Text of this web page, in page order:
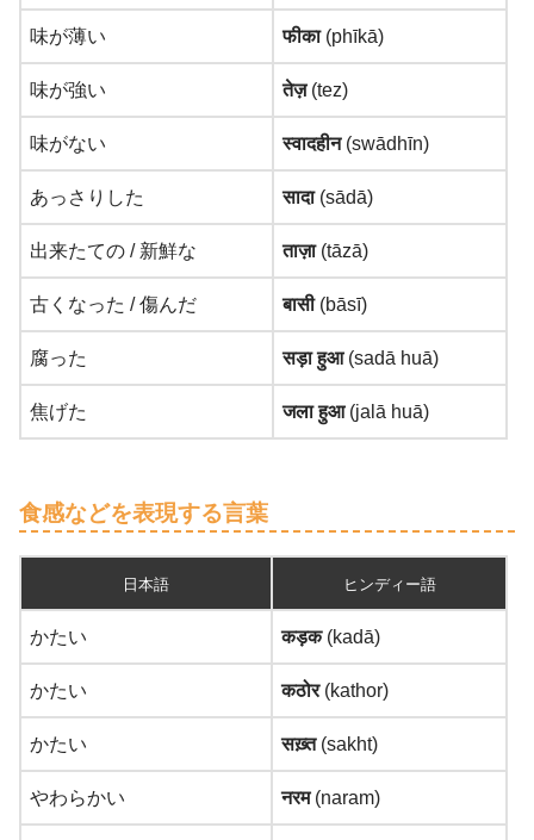
味が薄い फीका(phīkā)
味が強い तेज़(tez)
味がない स्वादहीन (swādhīn)
あっさりした सादा(sādā)
出来たての / 新鮮な ताज़ा(tāzā)
古くなった / 傷んだ बासी(bāsī)
腐った सड़ा हुआ(sadā huā)
焦げた जला हुआ(jalā huā)
食感などを表現する言葉
日本語 ヒンディー語
かたい कड़क(kadā)
かたい कठोर(kathor)
かたい सख़्त(sakht)
やわらかい नरम(naram)